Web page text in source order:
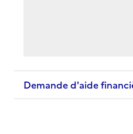
Demande d'aide